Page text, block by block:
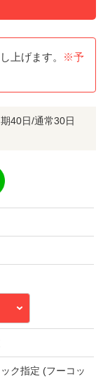
上げます。
※予
40日/通常30日
ク指定 (フーコッ